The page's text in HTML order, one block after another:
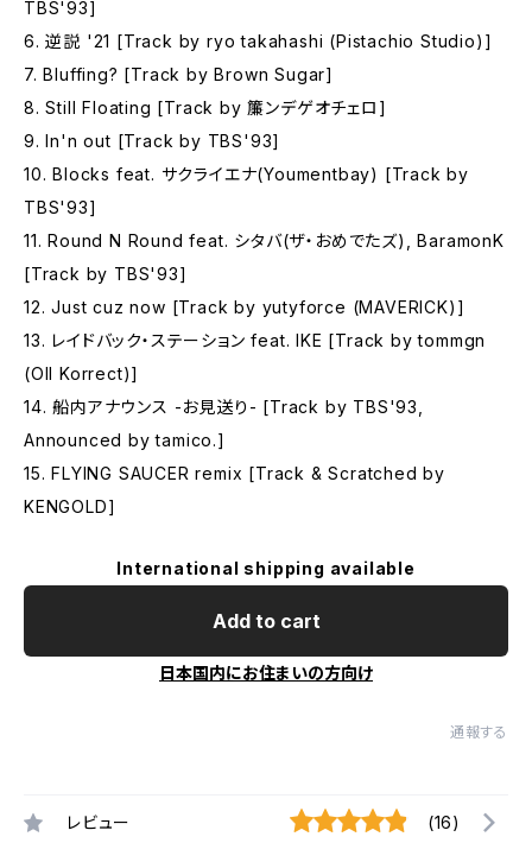
TBS'93]
6. 逆説 '21 [Track by ryo takahashi (Pistachio Studio)]
7. Bluffing? [Track by Brown Sugar]
8. Still Floating [Track by 簾ンデゲオチェロ]
9. In'n out [Track by TBS'93]
10. Blocks feat. サクライエナ(Youmentbay) [Track by
TBS'93]
11. Round N Round feat. シタバ(ザ・おめでたズ), BaramonK
[Track by TBS'93]
12. Just cuz now [Track by yutyforce (MAVERICK)]
13. レイドバック・ステーション feat. IKE [Track by tommgn
(Oll Korrect)]
14. 船内アナウンス -お見送り- [Track by TBS'93,
Announced by tamico.]
15. FLYING SAUCER remix [Track & Scratched by
KENGOLD]
International shipping available
Add to cart
日本国内にお住まいの方向け
通報する
レビュー (16)